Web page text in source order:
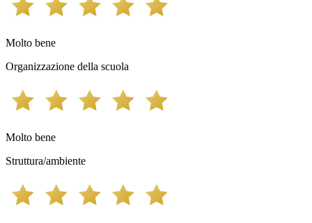
Molto bene
Organizzazione della scuola
Molto bene
Struttura/ambiente